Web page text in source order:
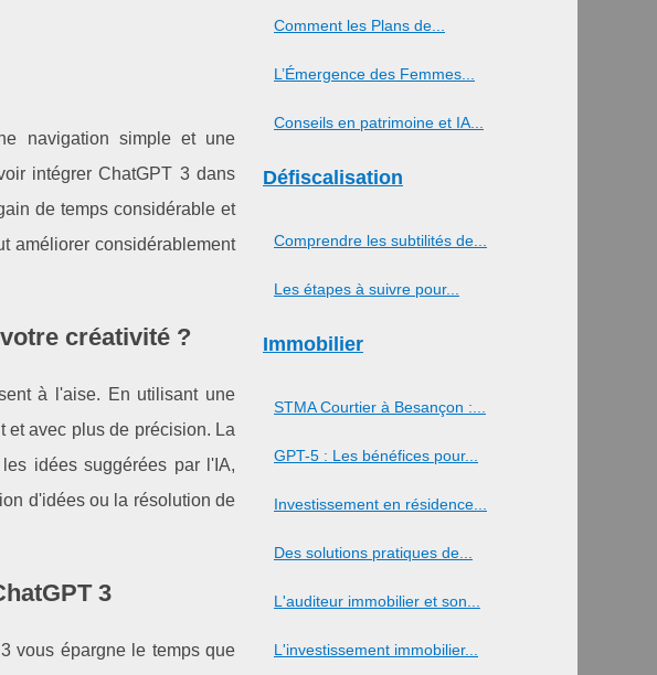
navigation simple et une
intégrer ChatGPT 3 dans
de temps considérable et
améliorer considérablement
créativité ?
à l'aise. En utilisant une
et avec plus de précision. La
idées suggérées par l'IA,
d'idées ou la résolution de
3
vous épargne le temps que
Comment les Plans de...
L’Émergence des Femmes...
Conseils en patrimoine et IA...
Défiscalisation
Comprendre les subtilités de...
Les étapes à suivre pour...
Immobilier
STMA Courtier à Besançon :...
GPT-5 : Les bénéfices pour...
Investissement en résidence...
Des solutions pratiques de...
L'auditeur immobilier et son...
L'investissement immobilier...